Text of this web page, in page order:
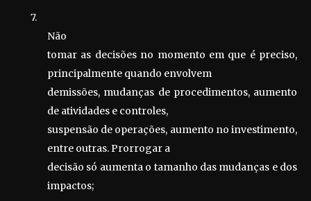
7.
Não
tomar as decisões no momento em que é preciso,
principalmente quando envolvem
demissões, mudanças de procedimentos, aumento
de atividades e controles,
suspensão de operações, aumento no investimento,
entre outras. Prorrogar a
decisão só aumenta o tamanho das mudanças e dos
impactos;